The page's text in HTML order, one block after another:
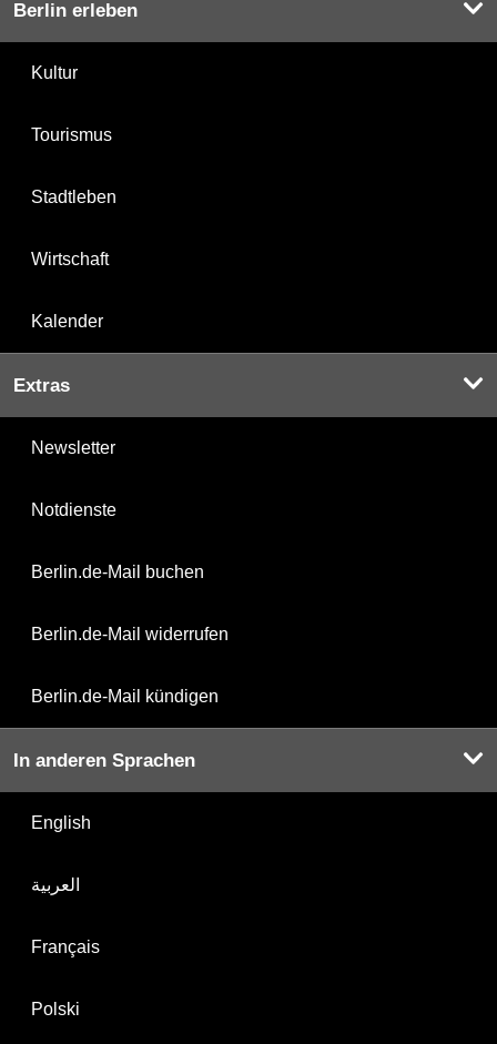
Berlin erleben
Kultur
Tourismus
Stadtleben
Wirtschaft
Kalender
Extras
Newsletter
Notdienste
Berlin.de-Mail buchen
Berlin.de-Mail widerrufen
Berlin.de-Mail kündigen
In anderen Sprachen
English
العربية
Français
Polski